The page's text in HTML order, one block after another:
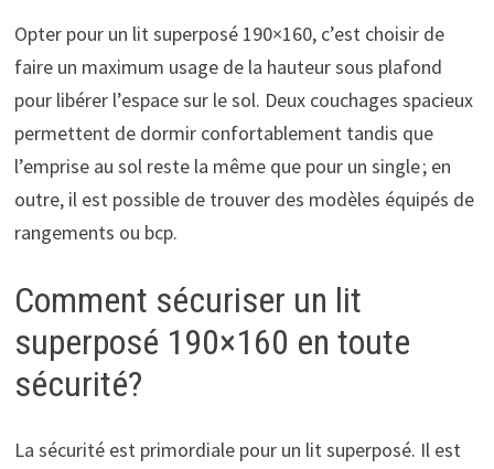
Opter pour un lit superposé 190×160, c’est choisir de
faire un maximum usage de la hauteur sous plafond
pour libérer l’espace sur le sol. Deux couchages spacieux
permettent de dormir confortablement tandis que
l’emprise au sol reste la même que pour un single ; en
outre, il est possible de trouver des modèles équipés de
rangements ou bcp.
Comment sécuriser un lit
superposé 190×160 en toute
sécurité?
La sécurité est primordiale pour un lit superposé. Il est